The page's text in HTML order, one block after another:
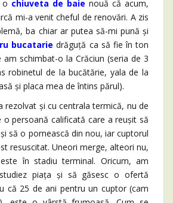
o chiuveta de baie nouă că acum,
mi-a venit cheful de renovări. A zis
ba chiar ar putea să-mi pună și
bucatarie drăguță ca să fie în ton
schimbat-o la Crăciun (seria de 3
robinetul de la bucătărie, yala de la
și placa mea de întins părul).
și cu centrala termică, nu de
o persoană calificată care a reușit să
să o pornească din nou, iar cuptorul
resuscitat. Uneori merge, alteori nu,
în stadiu terminal. Oricum, am
piața și să găsesc o ofertă
că 25 de ani pentru un cuptor (cam